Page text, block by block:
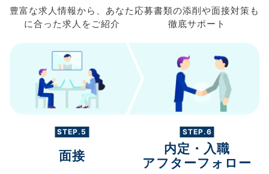
豊富な求人情報から、 あなた
に合った求人を ご紹介
応募書類の添削や面接対策も
徹底サポート
STEP.5
面接
STEP.6
内定・入職
アフターフォロー